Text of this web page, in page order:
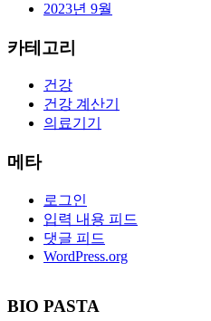
2023년 9월
카테고리
건강
건강 계산기
의료기기
메타
로그인
입력 내용 피드
댓글 피드
WordPress.org
BIO PASTA